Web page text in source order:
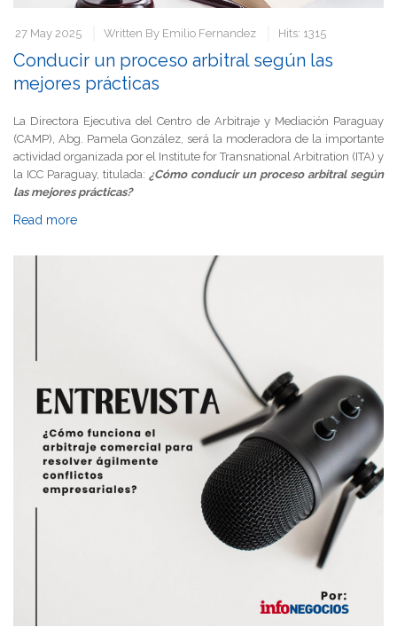
27 May 2025 Written By Emilio Fernandez Hits: 1315
Conducir un proceso arbitral según las
mejores prácticas
La Directora Ejecutiva del Centro de Arbitraje y Mediación Paraguay
(CAMP), Abg. Pamela González, será la moderadora de la importante
actividad organizada por el Institute for Transnational Arbitration (ITA) y
la ICC Paraguay, titulada: ¿Cómo conducir un proceso arbitral según
las mejores prácticas?
Read more